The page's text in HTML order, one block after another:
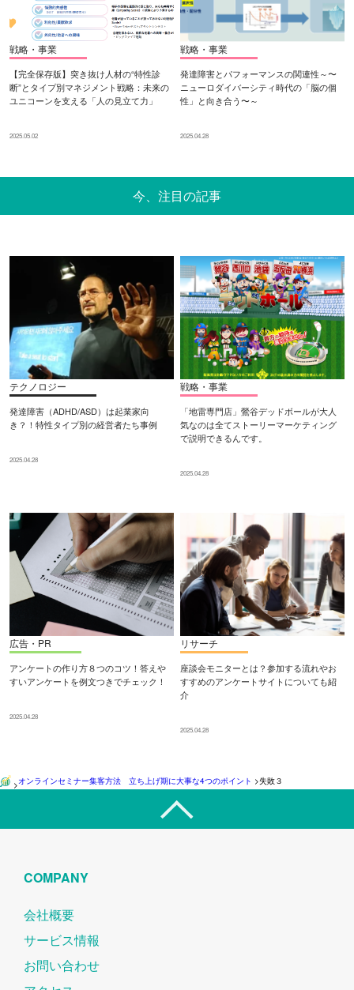
戦略・事業
【完全保存版】突き抜け人材の“特性診
断”とタイプ別マネジメント戦略：未来の
ユニコーンを支える「人の見立て力」
2025.05.02
戦略・事業
発達障害とパフォーマンスの関連性～〜
ニューロダイバーシティ時代の「脳の個
性」と向き合う〜～
2025.04.28
今、注目の記事
テクノロジー
発達障害（ADHD/ASD）は起業家向
き？！特性タイプ別の経営者たち事例
2025.04.28
戦略・事業
「地雷専門店」鶯谷デッドボールが大人
気なのは全てストーリーマーケティング
で説明できるんです。
2025.04.28
広告・PR
アンケートの作り方８つのコツ！答えや
すいアンケートを例文つきでチェック！
2025.04.28
リサーチ
座談会モニターとは？参加する流れやお
すすめのアンケートサイトについても紹
介
2025.04.28
>オンラインセミナー集客方法 立ち上げ期に大事な4つのポイント >失敗３
COMPANY
会社概要
サービス情報
お問い合わせ